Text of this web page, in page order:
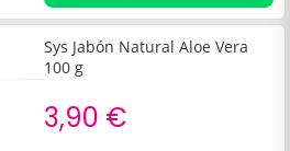
Sys Jabón Natural Aloe Vera
100 g
3,90 €